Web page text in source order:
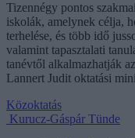
Tizennégy pontos
iskolák, amelynek célja,
terhelése, és több idő
valamint tapasztalati
tanévtől alkalmazhatják
Lannert Judit oktatási
Közoktatás
Kurucz-Gáspár Tünde